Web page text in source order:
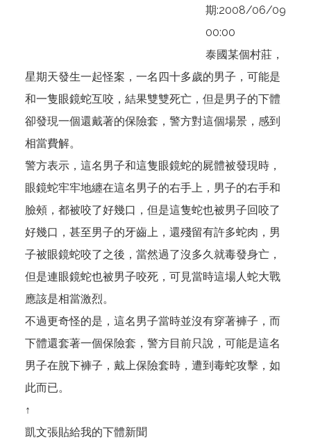
期:2008/06/09
00:00
泰國某個村莊，
星期天發生一起怪案，一名四十多歲的男子，可能是
和一隻眼鏡蛇互咬，結果雙雙死亡，但是男子的下體
卻發現一個還戴著的保險套，警方對這個場景，感到
相當費解。
警方表示，這名男子和這隻眼鏡蛇的屍體被發現時，
眼鏡蛇牢牢地纏在這名男子的右手上，男子的右手和
臉頰，都被咬了好幾口，但是這隻蛇也被男子回咬了
好幾口，甚至男子的牙齒上，還殘留有許多蛇肉，男
子被眼鏡蛇咬了之後，當然過了沒多久就毒發身亡，
但是連眼鏡蛇也被男子咬死，可見當時這場人蛇大戰
應該是相當激烈。
不過更奇怪的是，這名男子當時並沒有穿著褲子，而
下體還套著一個保險套，警方目前只說，可能是這名
男子在脫下褲子，戴上保險套時，遭到毒蛇攻擊，如
此而已。
↑
凱文張貼給我的下體新聞